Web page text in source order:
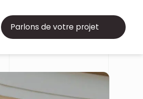
Parlons de votre projet